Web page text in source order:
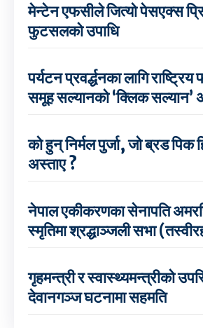
मेन्टेन एफसीले जित्यो पेसएक्स
फुटसलको उपाधि
पर्यटन प्रवर्द्धनका लागि
समूह सल्यानको ‘क्लिक सल्यान’
को हुन् निर्मल पुर्जा, जो ब्रड पिक
अस्ताए ?
नेपाल एकीकरणका सेनापति
स्मृतिमा श्रद्धाञ्जली सभा
गृहमन्त्री र स्वास्थ्यमन्त्रीको
देवानगञ्ज घटनामा सहमति